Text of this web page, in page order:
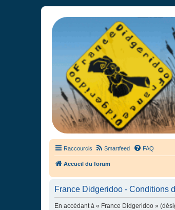
France Didgeridoo
Didgeridoo et Guimbarde sur France
Raccourcis Smartfeed FAQ
Accueil du forum
France Didgeridoo - Conditions
En accédant à « France Didgeridoo »